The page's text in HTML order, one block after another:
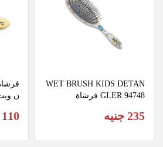
WET BRUSH KIDS DETAN
GLER 94748 فرشاة
235 جنيه
ن
110 جنيه